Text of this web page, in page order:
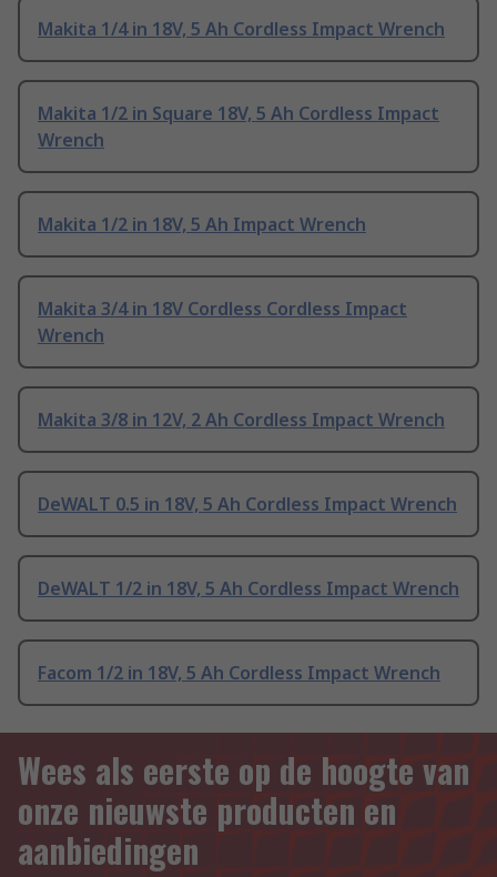
Makita 1/4 in 18V, 5 Ah Cordless Impact Wrench
Makita 1/2 in Square 18V, 5 Ah Cordless Impact
Wrench
Makita 1/2 in 18V, 5 Ah Impact Wrench
Makita 3/4 in 18V Cordless Cordless Impact
Wrench
Makita 3/8 in 12V, 2 Ah Cordless Impact Wrench
DeWALT 0.5 in 18V, 5 Ah Cordless Impact Wrench
DeWALT 1/2 in 18V, 5 Ah Cordless Impact Wrench
Facom 1/2 in 18V, 5 Ah Cordless Impact Wrench
Wees als eerste op de hoogte van
onze nieuwste producten en
aanbiedingen